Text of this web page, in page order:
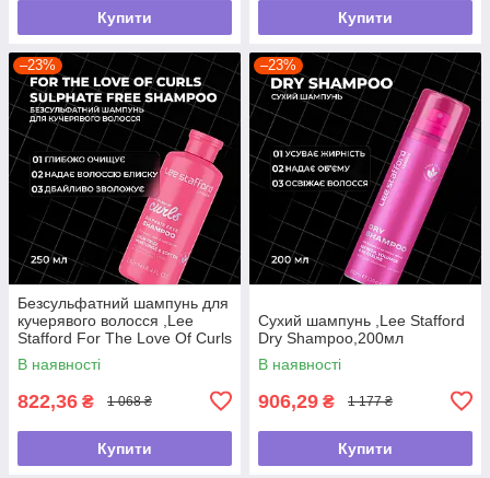
Купити Купити
–23%
Безсульфатний шампунь для
кучерявого волосся ,Lee
Stafford For The Love Of Curls
Shampoo,250мл
В наявності
822,36 ₴ 1 068 ₴
Купити
–23%
Сухий шампунь ,Lee Stafford
Dry Shampoo,200мл
В наявності
906,29 ₴ 1 177 ₴
Купити